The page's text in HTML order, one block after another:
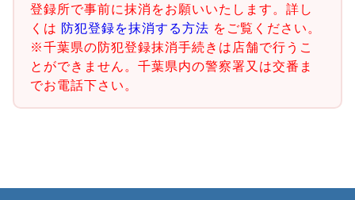
登録所で事前に抹消をお願いいたします。詳し
くは 防犯登録を抹消する方法 をご覧ください。
※千葉県の防犯登録抹消手続きは店舗で行うこ
とができません。千葉県内の警察署又は交番ま
でお電話下さい。